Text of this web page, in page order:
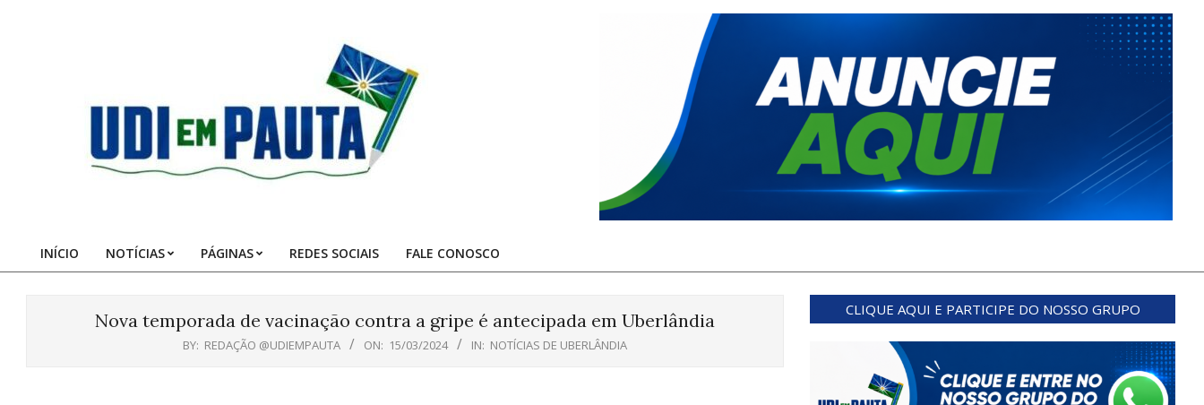
Pauta
Primary
INÍCIO NOTÍCIAS PÁGINAS REDES SOCIAIS FALE CONOSCO
Nova temporada de vacinação contra a gripe é antecipada em Uberlândia
BY: REDAÇÃO @UDIEMPAUTA ON: 15/03/2024 IN: NOTÍCIAS DE UBERLÂNDIA
CLIQUE AQUI E PARTICIPE DO NOSSO GRUPO